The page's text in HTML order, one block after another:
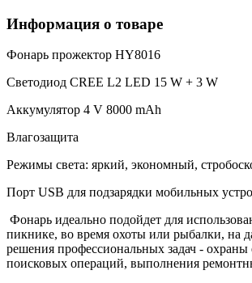
Информация о товаре
Фонарь прожектор HY8016
Светодиод CREE L2 LED 15 W + 3 W
Аккумулятор 4 V 8000 mAh
Влагозащита
Режимы света: яркий, экономный,
Порт USB для подзарядки мобильных
Фонарь идеально подойдет для
пикнике, во время охоты или рыбалки, на
решения профессиональных задач - охраны
поисковых операций, выполнения